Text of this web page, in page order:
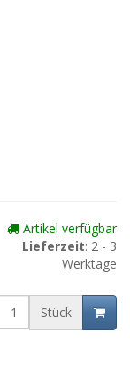
Artikel verfügbar
Lieferzeit: 2 - 3
Werktage
Stück